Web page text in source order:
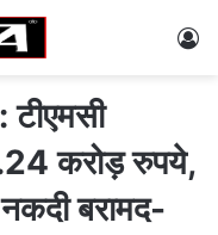
करोड़ रुपये,
बरामद-